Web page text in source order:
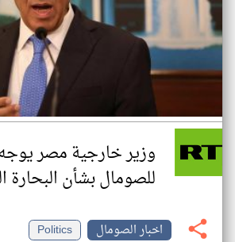
وزير خارجية مصر
للصومال بشأن البحارة
اخبار الصومال
Politics